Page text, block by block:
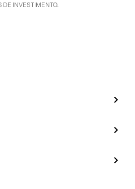
DE INVESTIMENTO.